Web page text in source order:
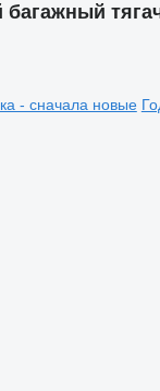
- сначала новые